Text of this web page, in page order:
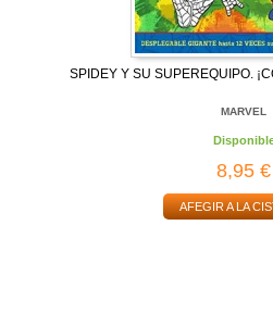
SPIDEY Y SU SUPEREQUIPO.
MARVEL
8,95 €
AFEGIR A LA